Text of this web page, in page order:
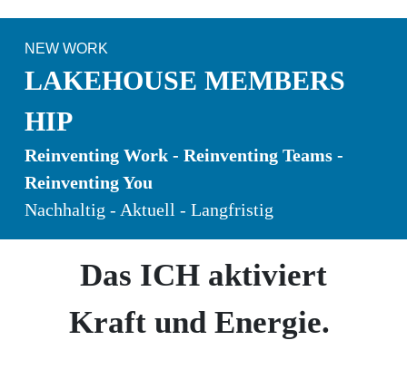
NEW WORK
LAKEHOUSE MEMBERS
HIP
Reinventing Work - Reinventing Teams -
Reinventing You
Nachhaltig - Aktuell - Langfristig
Das ICH aktiviert
Kraft und Energie.